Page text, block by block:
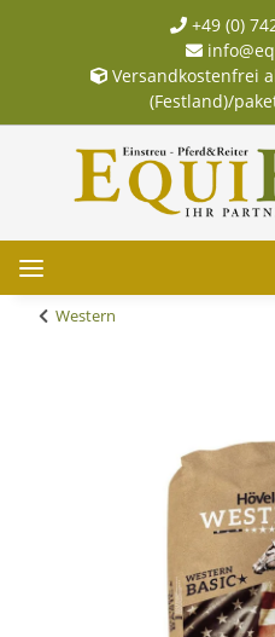
+49 (0)
Versandkostenfrei
(Festland)/
Western